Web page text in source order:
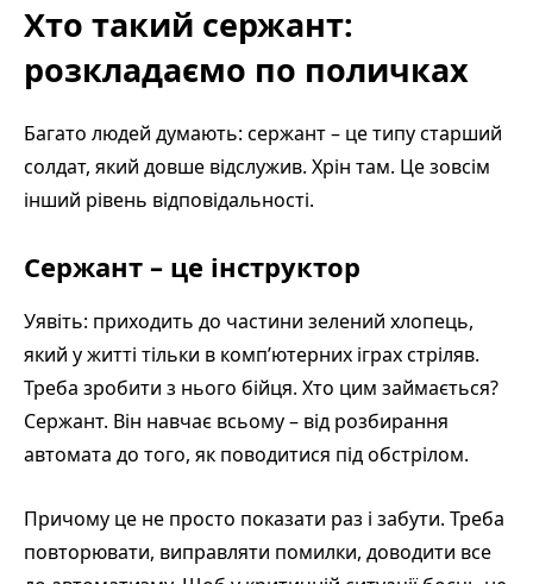
Хто такий сержант:
розкладаємо по поличках
Багато людей думають: сержант – це типу старший
солдат, який довше відслужив. Хрін там. Це зовсім
інший рівень відповідальності.
Сержант – це інструктор
Уявіть: приходить до частини зелений хлопець,
який у житті тільки в комп’ютерних іграх стріляв.
Треба зробити з нього бійця. Хто цим займається?
Сержант. Він навчає всьому – від розбирання
автомата до того, як поводитися під обстрілом.
Причому це не просто показати раз і забути. Треба
повторювати, виправляти помилки, доводити все